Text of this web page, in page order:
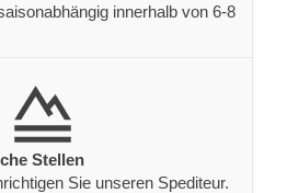
innerhalb von 6-8
Stellen
Sie unseren Spediteur.